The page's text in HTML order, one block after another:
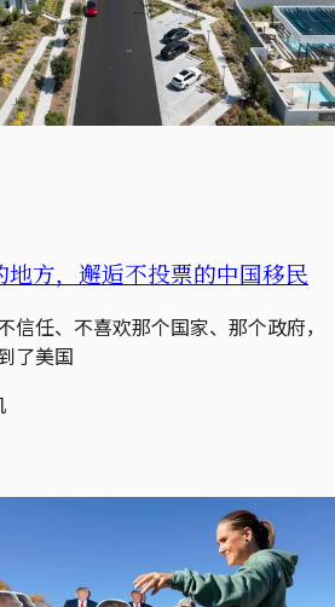
方，邂逅不投票的中国移民
信任、不喜欢那个国家、那个政府，
了美国